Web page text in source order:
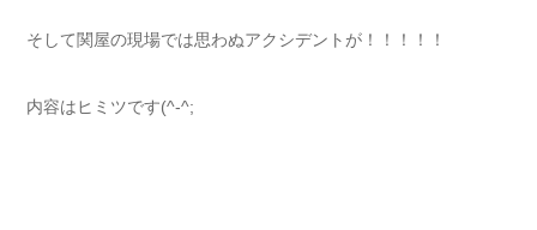
そして関屋の現場では思わぬアクシデントが！！！！！
内容はヒミツです(^-^;